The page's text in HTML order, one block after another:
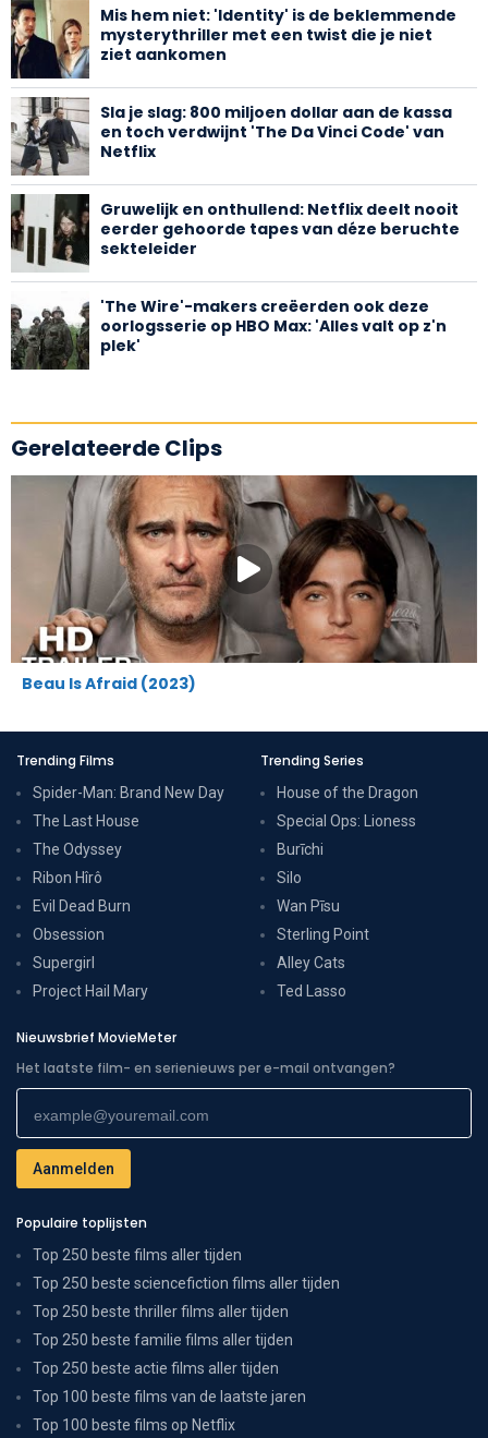
Mis hem niet: 'Identity' is de beklemmende
mysterythriller met een twist die je niet
ziet aankomen
Sla je slag: 800 miljoen dollar aan de kassa
en toch verdwijnt 'The Da Vinci Code' van
Netflix
Gruwelijk en onthullend: Netflix deelt nooit
eerder gehoorde tapes van déze beruchte
sekteleider
'The Wire'-makers creëerden ook deze
oorlogsserie op HBO Max: 'Alles valt op z'n
plek'
Gerelateerde Clips
Beau Is Afraid (2023)
Trending Films
Spider-Man: Brand New Day
The Last House
The Odyssey
Ribon Hîrô
Evil Dead Burn
Obsession
Supergirl
Project Hail Mary
Trending Series
House of the Dragon
Special Ops: Lioness
Burīchi
Silo
Wan Pīsu
Sterling Point
Alley Cats
Ted Lasso
Nieuwsbrief MovieMeter
Het laatste film- en serienieuws per e-mail ontvangen?
Populaire toplijsten
Top 250 beste films aller tijden
Top 250 beste sciencefiction films aller tijden
Top 250 beste thriller films aller tijden
Top 250 beste familie films aller tijden
Top 250 beste actie films aller tijden
Top 100 beste films van de laatste jaren
Top 100 beste films op Netflix